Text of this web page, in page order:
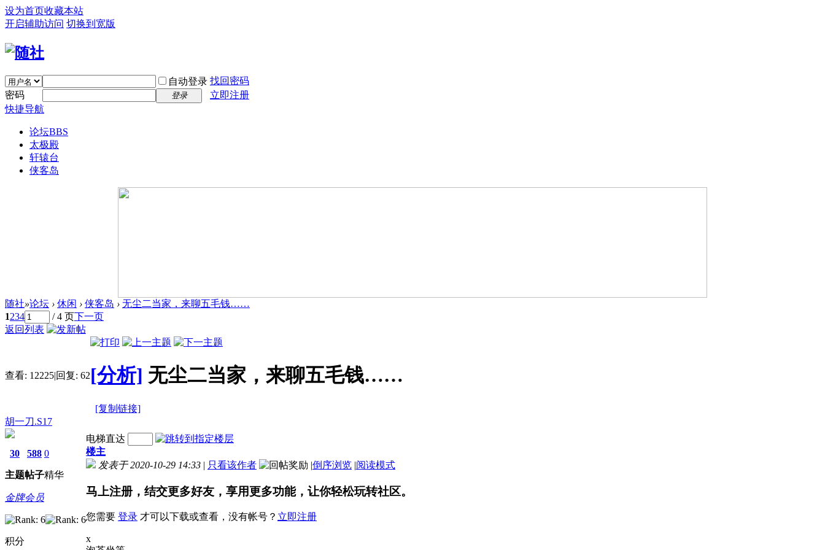
设为首页收藏本站
开启辅助访问 切换到宽版
自动登录 找回密码
密码
登录
立即注册
快捷导航
论坛BBS
太极殿
轩辕台
侠客岛
随社»论坛 › 休闲 › 侠客岛 › 无尘二当家，来聊五毛钱……
1234 / 4 页下一页
返回列表
查看: 12225|回复: 62[分析] 无尘二当家，来聊五毛钱……
[复制链接]
胡一刀.S17
30
主题
588
帖子
0
精华
金牌会员
积分
电梯直达
楼主
发表于 2020-10-29 14:33 | 只看该作者 |倒序浏览 |阅读模式
马上注册，结交更多好友，享用更多功能，让你轻松玩转社区。
您需要 登录 才可以下载或查看，没有帐号？ 立即注册
x